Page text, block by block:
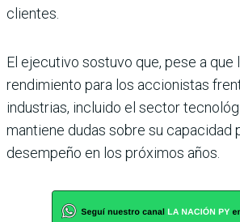
clientes.
El ejecutivo sostuvo que, pese a que
rendimiento para los accionistas
industrias, incluido el sector
mantiene dudas sobre su capacidad
desempeño en los próximos años.